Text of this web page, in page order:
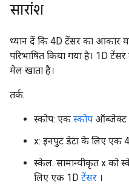
सारांश
ध्यान दें कि 4D टेंसर का आकार या
परिभाषित किया गया है। 1D
मेल खाता है।
तर्क:
स्कोप: एक स्कोप ऑब्जेक्ट
x: इनपुट डेटा के लिए एक
स्केल: सामान्यीकृत x को
लिए एक 1D टेंसर ।